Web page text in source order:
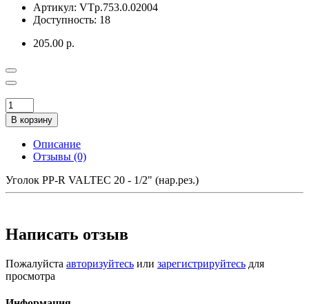
Артикул: VTp.753.0.02004
Доступность: 18
205.00 р.
В корзину
Описание
Отзывы (0)
Уголок PP-R VALTEC 20 - 1/2" (нар.рез.)
Написать отзыв
Пожалуйста авторизуйтесь или зарегистрируйтесь для
просмотра